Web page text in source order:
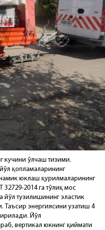
кучини ўлчаш тизими.
қопламаларининг
юклаш қурилмаларининг
32729-2014 га тўлиқ мос
йўл тузилишининг эластик
энергиясини узатиш 4
Йўл
вертикал юкнинг қиймати